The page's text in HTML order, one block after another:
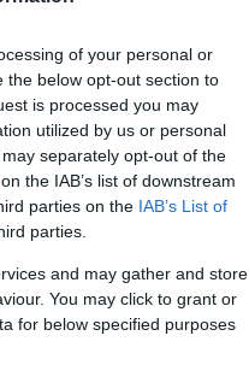
of your personal or
the below opt-out section to
is processed you may
utilized by us or personal
separately opt-out of the
the IAB’s list of downstream
parties on the IAB’s List of
parties.
and may gather and store
You may click to grant or
for below specified purposes
v najem skupnih
dohodnine je
stavbe.
napovedi za
napovedi za